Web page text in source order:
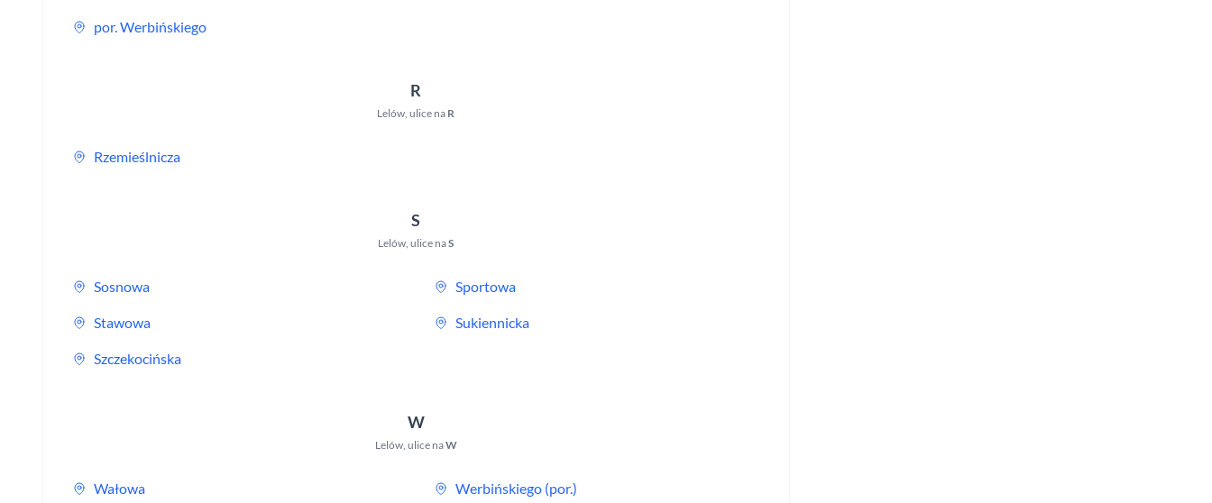
por. Werbińskiego
R
Lelów,ulice na R
Rzemieślnicza
S
Lelów,ulice naS
Sosnowa Sportowa
Stawowa Sukiennicka
Szczekocińska
W
Lelów, ulice naW
Wałowa Werbińskiego (por.)